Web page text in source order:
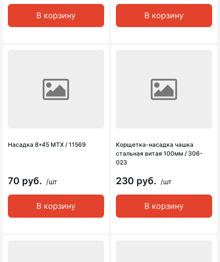
В корзину В корзину
Насадка 8*45 MTX / 11569
70 руб. /шт
В корзину
Корщетка-насадка чашка
стальная витая 100мм / 306-
023
230 руб. /шт
В корзину